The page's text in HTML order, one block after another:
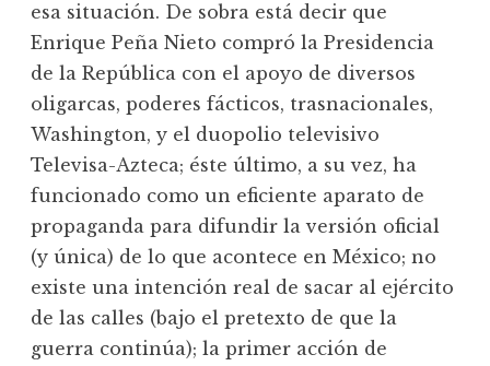
esa situación. De sobra está decir que
Enrique Peña Nieto compró la Presidencia
de la República con el apoyo de diversos
oligarcas, poderes fácticos, trasnacionales,
Washington, y el duopolio televisivo
Televisa-Azteca; éste último, a su vez, ha
funcionado como un eficiente aparato de
propaganda para difundir la versión oficial
(y única) de lo que acontece en México; no
existe una intención real de sacar al ejército
de las calles (bajo el pretexto de que la
guerra continúa); la primer acción de